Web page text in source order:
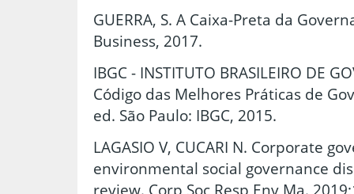
GUERRA, S. A Caixa-Preta da
Business, 2017.
IBGC - INSTITUTO BRASILEIRO DE
Código das Melhores Práticas de
ed. São Paulo: IBGC, 2015.
LAGASIO V, CUCARI N. Corporate
environmental social governance
review. Corp Soc Resp Env Ma.